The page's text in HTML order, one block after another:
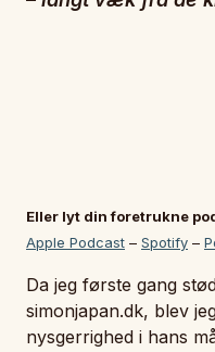
Eller lyt din foretrukne
Apple Podcast – Spotify –
Da jeg første gang
simonjapan.dk, blev
nysgerrighed i hans